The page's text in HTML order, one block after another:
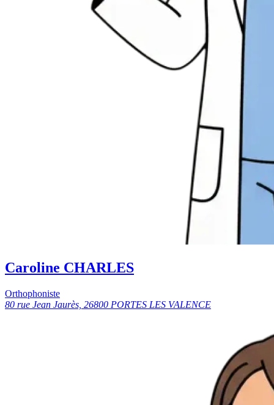
Caroline CHARLES
Orthophoniste
80 rue Jean Jaurès, 26800 PORTES LES VALENCE